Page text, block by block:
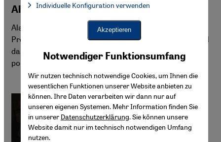
Alaa Abdel-Fattah im Hungerstreik
Alaa Abdel-Fattah ist eine Ikone von Ägyptens
Protestbewegung in 2011. Heute sitzt er im Gefängnis, weil
das Regime mit allen Mitteln verhindern will, dass der
populäre Aktivist öffentlich wirken kann.
Notwendiger Funktionsumfang
Wir nutzen technisch notwendige Cookies, um Ihnen die
wesentlichen Funktionen unserer Website anbieten zu
können. Ihre Daten verarbeiten wir dann nur auf
unseren eigenen Systemen. Mehr Information finden Sie
in unserer Datenschutzerklärung. Sie können unsere
Website damit nur im technisch notwendigen Umfang
nutzen.
Facebook Embed / Facebook Connect, Google Maps Embed,
Facebook Embed / Facebook Connect
Google Maps Embed
Individuelle Konfiguration verwenden
Akzeptieren